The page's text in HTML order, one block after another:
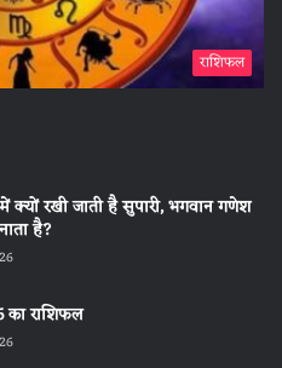
राशिफल
क्यों रखी जाती है सुपारी, भगवान गणेश
है?
राशिफल